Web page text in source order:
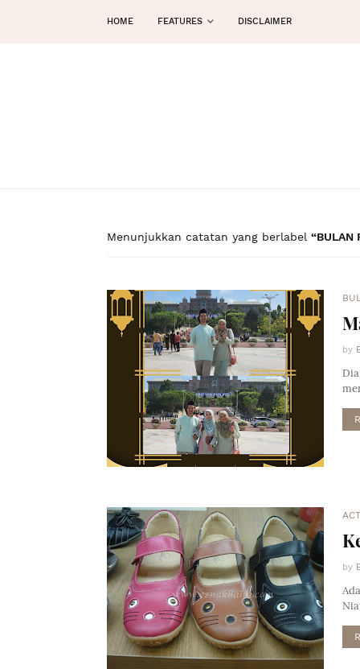
HOME FEATURES DISCLAIMER
Menunjukkan catatan yang berlabel BULAN
by
by